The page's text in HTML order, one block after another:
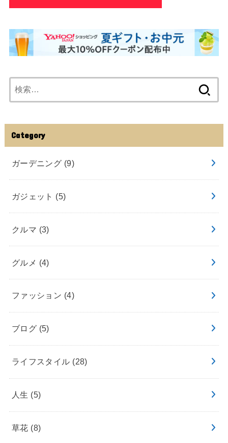
索:
Category
ガーデニング (9)
ガジェット (5)
クルマ (3)
グルメ (4)
ファッション (4)
ブログ (5)
ライフスタイル (28)
人生 (5)
草花 (8)